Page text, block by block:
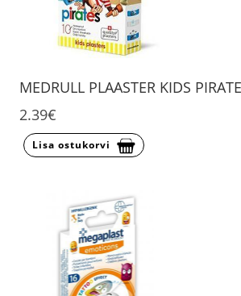
MEDRULL PLAASTER KIDS
2.39€
Lisa ostukorvi